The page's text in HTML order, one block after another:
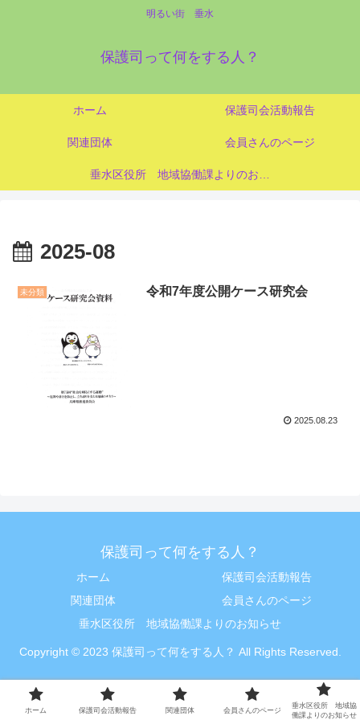
明るい街 垂水
保護司って何をする人？
ホーム 保護司会活動報告
関連団体 会員さんのページ
垂水区役所 地域協働課よりのお知らせ
2025-08
未分類 令和7年度公開ケース研究会
2025.08.23
保護司って何をする人？
ホーム
保護司会活動報告
関連団体
会員さんのページ
垂水区役所 地域協働課よりのお知らせ
Copyright © 2023 保護司って何をする人？ All Rights Reserved.
ホーム 保護司会活動報告 関連団体 会員さんのページ
垂水区役所 地域協
働課よりのお知らせ